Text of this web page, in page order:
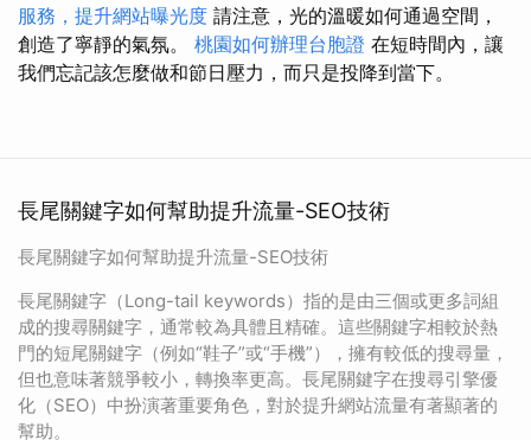
服務，提升網站曝光度 請注意，光的溫暖如何通過空間，
創造了寧靜的氣氛。 桃園如何辦理台胞證 在短時間內，讓
我們忘記該怎麼做和節日壓力，而只是投降到當下。
長尾關鍵字如何幫助提升流量-SEO技術
長尾關鍵字如何幫助提升流量-SEO技術
長尾關鍵字（Long-tail keywords）指的是由三個或更多詞組
成的搜尋關鍵字，通常較為具體且精確。這些關鍵字相較於熱
門的短尾關鍵字（例如“鞋子”或“手機”），擁有較低的搜尋量，
但也意味著競爭較小，轉換率更高。長尾關鍵字在搜尋引擎優
化（SEO）中扮演著重要角色，對於提升網站流量有著顯著的
幫助。